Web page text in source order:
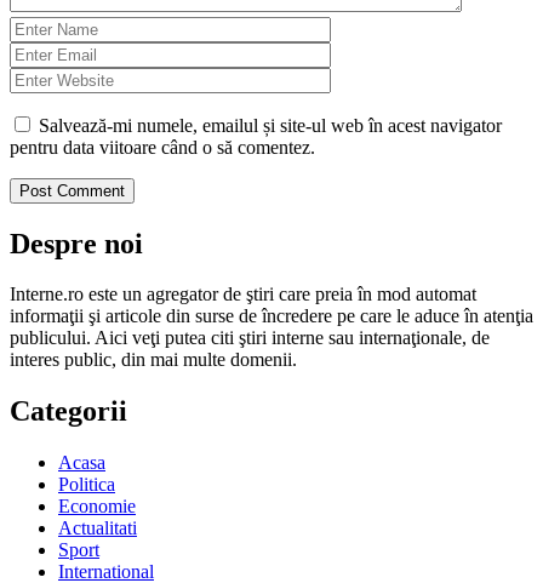
Salvează-mi numele, emailul și site-ul web în acest navigator
pentru data viitoare când o să comentez.
Despre noi
Interne.ro este un agregator de ştiri care preia în mod automat
informaţii şi articole din surse de încredere pe care le aduce în atenţia
publicului. Aici veţi putea citi ştiri interne sau internaţionale, de
interes public, din mai multe domenii.
Categorii
Acasa
Politica
Economie
Actualitati
Sport
International